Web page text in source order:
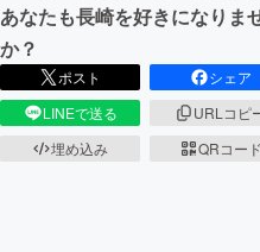
CAMPFIREふるさと
あなたも長崎を好きになりま
か？
ポスト
シェア
LINEで送る
URLコピ
埋め込み
QRコード